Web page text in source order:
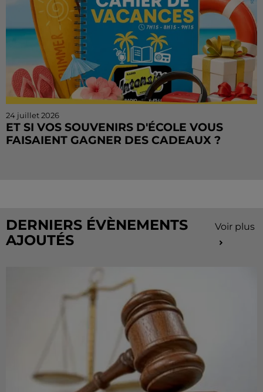
24 juillet 2026
ET SI VOS SOUVENIRS D'ÉCOLE VOUS
FAISAIENT GAGNER DES CADEAUX ?
DERNIERS ÉVÈNEMENTS
AJOUTÉS
Voir plus